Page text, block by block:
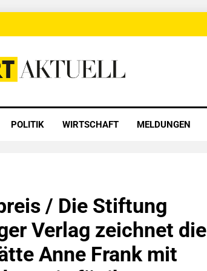
POLITIK WIRTSCHAFT MELDUNGEN
/ Die Stiftung
Verlag zeichnet die
Anne Frank mit